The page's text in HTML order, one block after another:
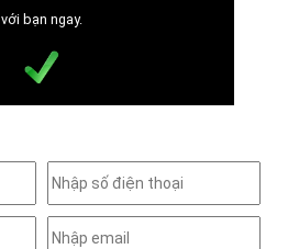
với bạn ngay.